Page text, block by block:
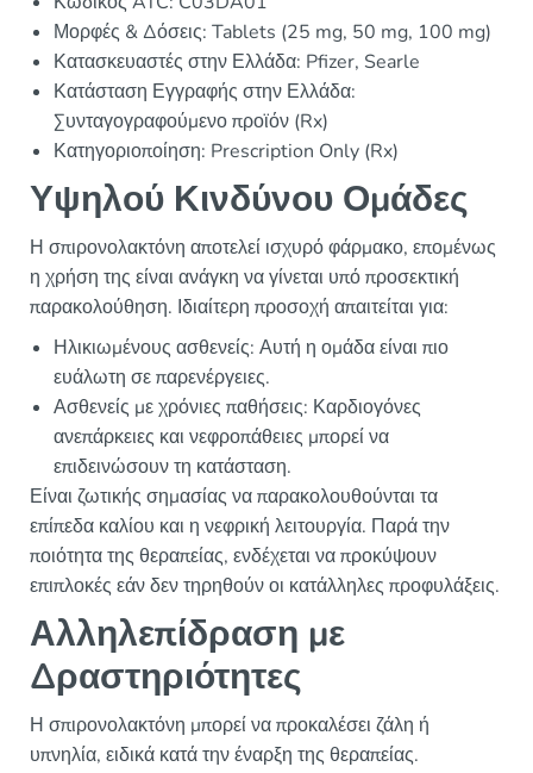
Μορφές & Δόσεις: Tablets (25 mg, 50 mg, 100 mg)
Κατασκευαστές στην Ελλάδα: Pfizer, Searle
Κατάσταση Εγγραφής στην Ελλάδα:
Συνταγογραφούμενο προϊόν (Rx)
Κατηγοριοποίηση: Prescription Only (Rx)
Υψηλού Κινδύνου Ομάδες
Η σπιρονολακτόνη αποτελεί ισχυρό φάρμακο, επομένως
η χρήση της είναι ανάγκη να γίνεται υπό προσεκτική
παρακολούθηση. Ιδιαίτερη προσοχή απαιτείται για:
Ηλικιωμένους ασθενείς: Αυτή η ομάδα είναι πιο
ευάλωτη σε παρενέργειες.
Ασθενείς με χρόνιες παθήσεις: Καρδιογόνες
ανεπάρκειες και νεφροπάθειες μπορεί να
επιδεινώσουν τη κατάσταση.
Είναι ζωτικής σημασίας να παρακολουθούνται τα
επίπεδα καλίου και η νεφρική λειτουργία. Παρά την
ποιότητα της θεραπείας, ενδέχεται να προκύψουν
επιπλοκές εάν δεν τηρηθούν οι κατάλληλες προφυλάξεις.
Αλληλεπίδραση με
Δραστηριότητες
Η σπιρονολακτόνη μπορεί να προκαλέσει ζάλη ή
υπνηλία, ειδικά κατά την έναρξη της θεραπείας.